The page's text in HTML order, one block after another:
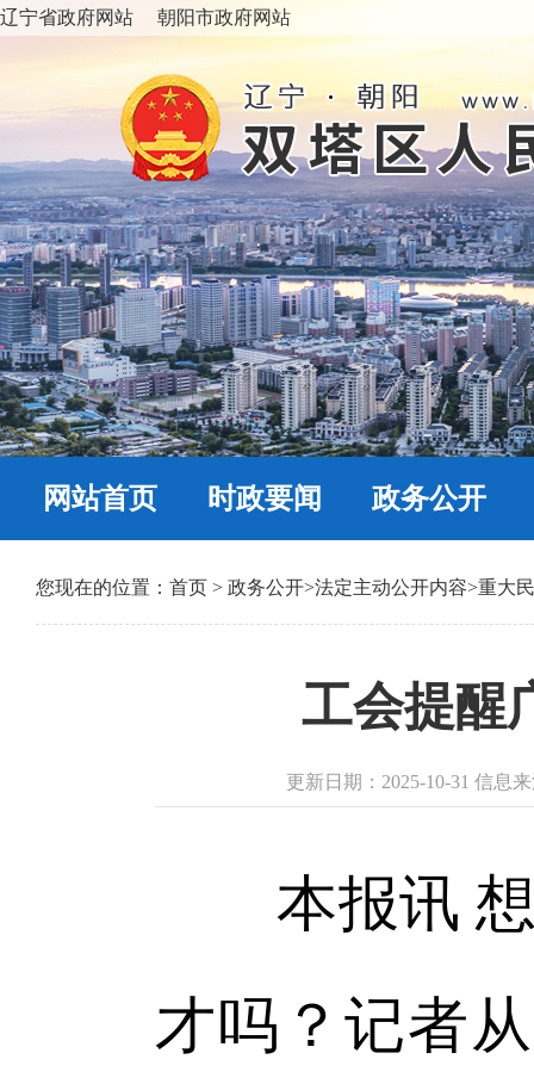
辽宁省政府网站 朝阳市政府网站
网站首页 时政要闻 政务公开
您现在的位置： 首页 > 政务公开>法定主动公开内容>重大
工会提醒
更新日期：2025-10-31 信息
本报讯 想
才吗？记者